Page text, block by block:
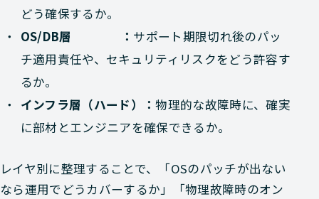
どう確保するか。
OS/DB層 ： サポート期限切れ後のパッ
チ適用責任や、セキュリティリスクをどう許容す
るか。
インフラ層（ハード）：物理的な故障時に、確実
に部材とエンジニアを確保できるか。
レイヤ別に整理することで、「OSのパッチが出ない
なら運用でどうカバーするか」「物理故障時のオン